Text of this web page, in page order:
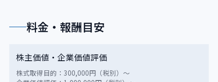
料金・報酬目安
株主価値・企業価値評価
株式取得目的：300,000円（税別）〜